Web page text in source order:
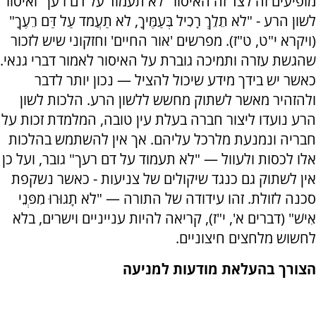
לשון הרע - "לֹא תֵלֵךְ רָכִיל בְּעַמֶּיךָ, לֹא תַעֲמֹד עַל דַּם רֵעֶךָ"
(ויקרא י"ט, ט"ז). מפרשים 'אור החיים' וחזקוני שיש לזכור
שהגשת עזרה ותמיכה גוברת על האיסור לאמור דברי גנאי.
כאשר יש בידך מידע שיכול להציל — נכון יותר לדבר
ולהזהיר מאשר לשתוק מחשש ללשון הרע. הלכות לשון
הרע נועדו ליצור חברה בעלת עין טובה, המלמדת זכות על
חבריה ונמנעת מלרכל עליהם. אך אין להשתמש בהלכות
אלו לכסות ולעוול — "לא תעמוד על דם רעך" גובר, ועל כן
אין לשתוק גם כנגד שיקולים של צניעות - כאשר נשקפת
סכנה לזולת. זהו עידודה של התורה — "לֹא תָגוּרוּ מִפְּנֵי
אִישׁ" (דברים א', י"ז), קריאה להיות ענייניים וישרים, בלא
לחשוש מלחצים חיצוניים.
הצורך בהעלאת מודעות למניעה